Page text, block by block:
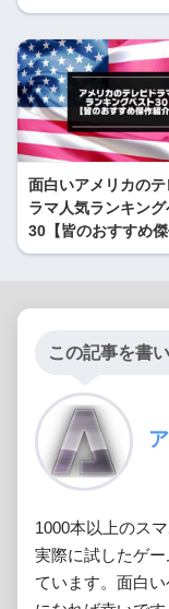
面白いアメリカのテ
ラマ人気ランキング
30【皆のおすすめ傑
この記事を書
1000本以上のス
実際に試したゲ
ています。面白